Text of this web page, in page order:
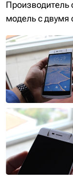
Производитель
модель с двумя